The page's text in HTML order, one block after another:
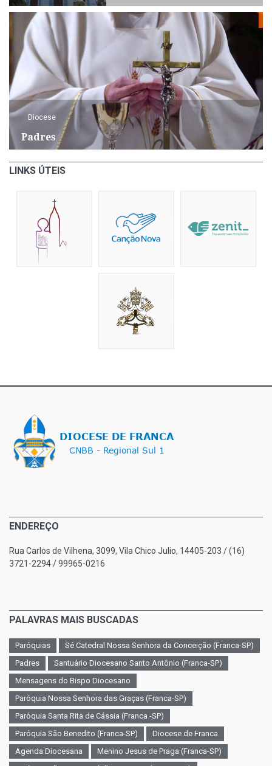
Diocese
Padres
LINKS ÚTEIS
ENDEREÇO
Rua Carlos de Vilhena, 3099, Vila Chico Julio, 14405-203 / (16)
3721-2294 / 99965-0216
PALAVRAS MAIS BUSCADAS
Paróquias
Sé Catedral Nossa Senhora da Conceição (Franca-SP)
Padres
Santuário Diocesano Santo Antônio (Franca-SP)
Mensagens do Bispo Diocesano
Paróquia Nossa Senhora das Graças (Franca-SP)
Paróquia Santa Rita de Cássia (Franca -SP)
Paróquia São Benedito (Franca-SP)
Diocese de Franca
Agenda Diocesana
Menino Jesus de Praga (Franca-SP)